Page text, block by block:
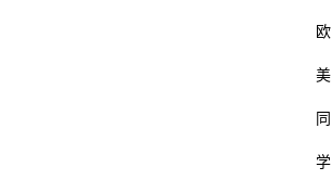
欧
美
同
学